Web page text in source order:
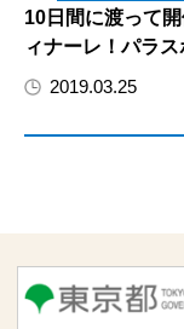
10日間に渡って
ィナーレ！パラ
2019.03.25